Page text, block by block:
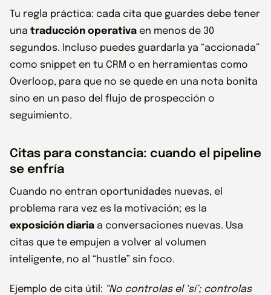
Tu regla práctica: cada cita que guardes debe tener
una traducción operativa en menos de 30
segundos. Incluso puedes guardarla ya “accionada”
como snippet en tu CRM o en herramientas como
Overloop, para que no se quede en una nota bonita
sino en un paso del flujo de prospección o
seguimiento.
Citas para constancia: cuando el pipeline
se enfría
Cuando no entran oportunidades nuevas, el
problema rara vez es la motivación; es la
exposición diaria a conversaciones nuevas. Usa
citas que te empujen a volver al volumen
inteligente, no al “hustle” sin foco.
Ejemplo de cita útil: “No controlas el ‘sí’; controlas